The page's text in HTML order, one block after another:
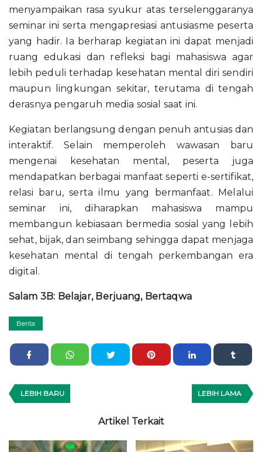
menyampaikan rasa syukur atas terselenggaranya
seminar ini serta mengapresiasi antusiasme peserta
yang hadir. Ia berharap kegiatan ini dapat menjadi
ruang edukasi dan refleksi bagi mahasiswa agar
lebih peduli terhadap kesehatan mental diri sendiri
maupun lingkungan sekitar, terutama di tengah
derasnya pengaruh media sosial saat ini.
Kegiatan berlangsung dengan penuh antusias dan
interaktif. Selain memperoleh wawasan baru
mengenai kesehatan mental, peserta juga
mendapatkan berbagai manfaat seperti e-sertifikat,
relasi baru, serta ilmu yang bermanfaat. Melalui
seminar ini, diharapkan mahasiswa mampu
membangun kebiasaan bermedia sosial yang lebih
sehat, bijak, dan seimbang sehingga dapat menjaga
kesehatan mental di tengah perkembangan era
digital.
Salam 3B: Belajar, Berjuang, Bertaqwa
Berita
LEBIH BARU LEBIH LAMA
Artikel Terkait